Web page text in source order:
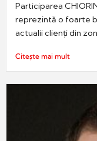
Participarea
reprezintă o foarte
actualii clienți din
Citește mai mult